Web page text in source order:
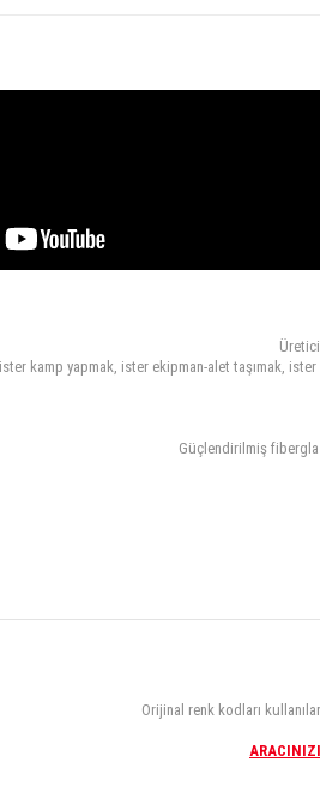
kamp yapmak, ister ekipman-alet taşımak,
Güçlendirilmiş
Orijinal renk kodları